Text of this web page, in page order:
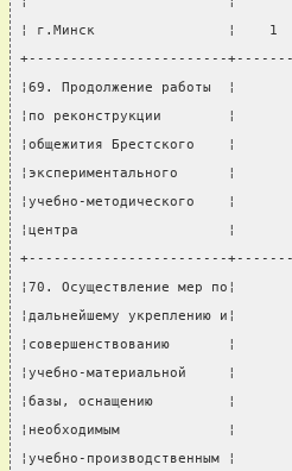
¦ г.Минск                ¦
+------------------------
¦69. Продолжение работы  ¦
¦по реконструкции        ¦
¦общежития Брестского
¦экспериментального
¦учебно-методического
¦центра                  ¦
+------------------------
¦70. Осуществление мер
¦дальнейшему
¦совершенствованию
¦учебно-материальной
¦базы, оснащению
¦необходимым
¦учебно-